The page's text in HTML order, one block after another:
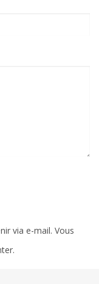
via e-mail. Vous